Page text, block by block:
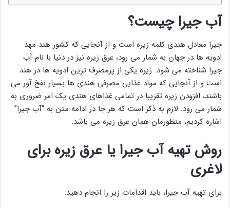
آب جیرا چیست؟
جیرا معادل هندی کلمه زیره است و از آنجایی که کشور هند مهد
ادویه ها در جهان به شمار می رود، عرق زیره نیز در دنیا با نام آب
جیرا شناخته می شود. زیره یکی از پرمصرف ترین ادویه ها در هند
است و از آنجایی که مواد غذایی مصرفی هندی ها بسیار نفخ آور می
باشند، افزودن زیره تقریبا در تمامی غذاهای هندی یک امر ضروری به
شمار می رود. لازم به ذکر است که هر جا در ادامه متن به “آب جیرا”
اشاره کردیم، منظورمان همان عرق زیره می باشد.
روش تهیه آب جیرا یا عرق زیره برای
لاغری
برای تهیه آب جیرا، باید اقدامات زیر را انجام دهید: